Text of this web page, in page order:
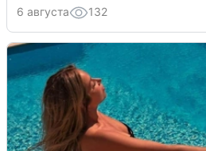
6 августа 132